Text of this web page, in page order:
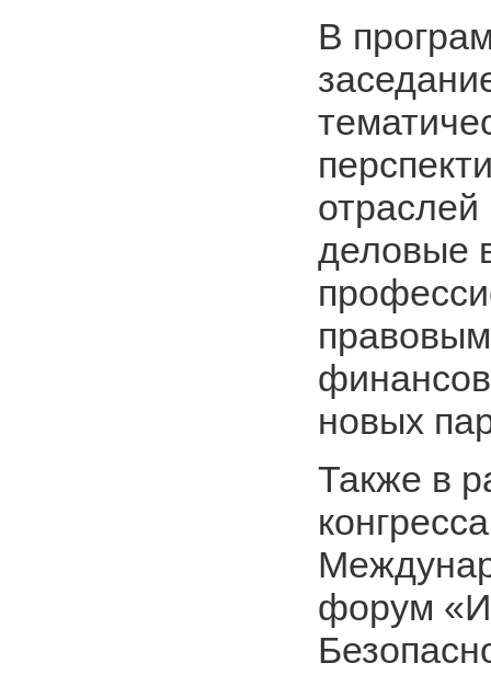
В
деловые
новых
Также в
форум